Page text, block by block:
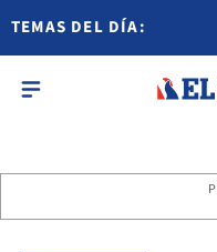
TEMAS DEL DÍA: